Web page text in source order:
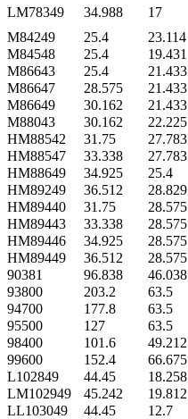
LM78349
34.988 17
M84249
25.4 23.114
M84548
25.4 19.431
M86643
25.4 21.433
M86647
28.575 21.433
M86649
30.162 21.433
M88043
30.162 22.225
HM88542
31.75 27.783
HM88547
33.338 27.783
HM88649
34.925 25.4
HM89249
36.512 28.829
HM89440
31.75 28.575
HM89443
33.338 28.575
HM89446
34.925 28.575
HM89449
36.512 28.575
90381
96.838 46.038
93800
203.2 63.5
94700
177.8 63.5
95500
127 63.5
98400
101.6 49.212
99600
152.4 66.675
L102849
44.45 18.258
LM102949
45.242 19.812
LL103049
44.45 12.7